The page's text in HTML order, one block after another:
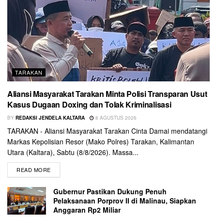
TARAKAN
Aliansi Masyarakat Tarakan Minta Polisi Transparan Usut
Kasus Dugaan Doxing dan Tolak Kriminalisasi
BY REDAKSI JENDELA KALTARA 8 AGUSTUS 2026
TARAKAN - Aliansi Masyarakat Tarakan Cinta Damai mendatangi
Markas Kepolisian Resor (Mako Polres) Tarakan, Kalimantan
Utara (Kaltara), Sabtu (8/8/2026). Massa...
READ MORE
Gubernur Pastikan Dukung Penuh
Pelaksanaan Porprov II di Malinau, Siapkan
Anggaran Rp2 Miliar